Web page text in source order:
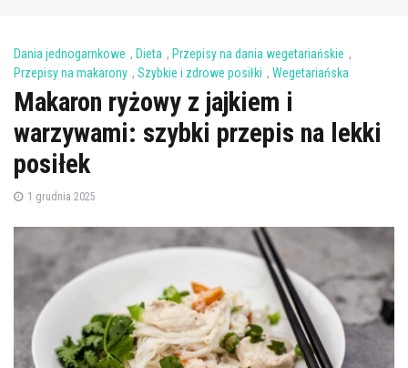
Dania jednogarnkowe , Dieta , Przepisy na dania wegetariańskie ,
Przepisy na makarony , Szybkie i zdrowe posiłki , Wegetariańska
Makaron ryżowy z jajkiem i
warzywami: szybki przepis na lekki
posiłek
1 grudnia 2025